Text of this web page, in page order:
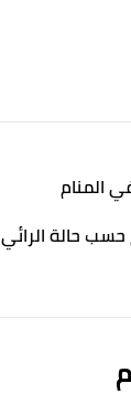
المنام
حالة الرائي